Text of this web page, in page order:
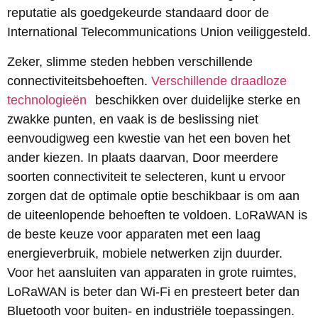
reputatie als goedgekeurde standaard door de
International Telecommunications Union veiliggesteld.
Zeker, slimme steden hebben verschillende
connectiviteitsbehoeften. Verschillende draadloze
technologieën
beschikken over duidelijke sterke en
zwakke punten, en vaak is de beslissing niet
eenvoudigweg een kwestie van het een boven het
ander kiezen. In plaats daarvan, Door meerdere
soorten connectiviteit te selecteren, kunt u ervoor
zorgen dat de optimale optie beschikbaar is om aan
de uiteenlopende behoeften te voldoen. LoRaWAN is
de beste keuze voor apparaten met een laag
energieverbruik, mobiele netwerken zijn duurder.
Voor het aansluiten van apparaten in grote ruimtes,
LoRaWAN is beter dan Wi-Fi en presteert beter dan
Bluetooth voor buiten- en industriële toepassingen.